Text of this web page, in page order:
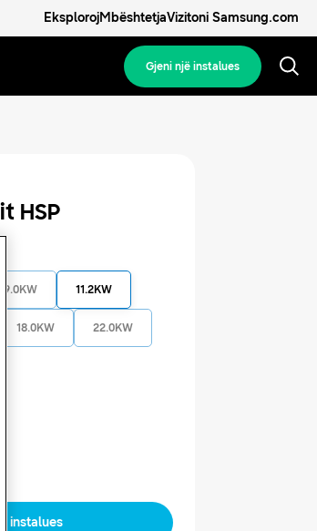
EksplorojMbështetjaVizitoni Samsung.com
Gjeni një instalues
HSP
9.0KW 11.2KW
18.0KW 22.0KW
instalues